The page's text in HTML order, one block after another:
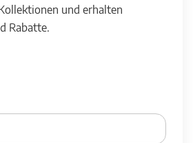
und erhalten
Rabatte.